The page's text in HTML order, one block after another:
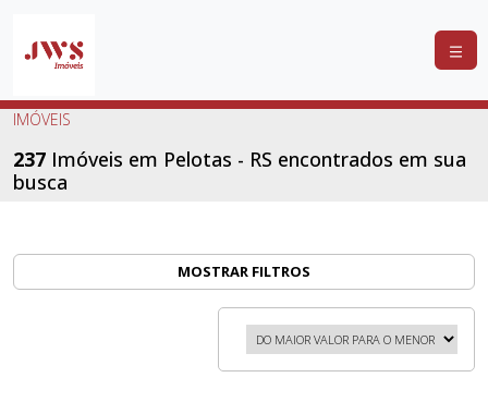
COMPRAR
LANÇAMENTOS
IMÓVEIS
237 Imóveis em Pelotas - RS encontrados em sua
busca
MOSTRAR FILTROS